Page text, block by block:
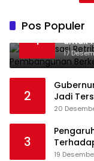
Pos Populer
1
untuk
17
2
Jadi
20
3
Jambi
19